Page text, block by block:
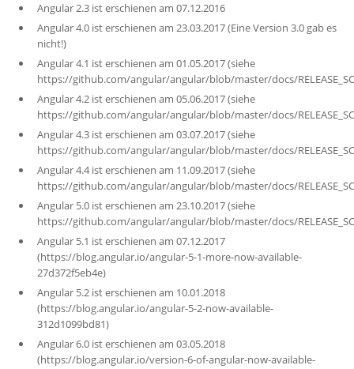
Angular 2.3 ist erschienen am 07.12.2016
Angular 4.0 ist erschienen am 23.03.2017 (Eine Version 3.0 gab es
nicht!)
Angular 4.1 ist erschienen am 01.05.2017 (siehe
https://github.com/angular/angular/blob/master/docs/
Angular 4.2 ist erschienen am 05.06.2017 (siehe
https://github.com/angular/angular/blob/master/docs/
Angular 4.3 ist erschienen am 03.07.2017 (siehe
https://github.com/angular/angular/blob/master/docs/
Angular 4.4 ist erschienen am 11.09.2017 (siehe
https://github.com/angular/angular/blob/master/docs/
Angular 5.0 ist erschienen am 23.10.2017 (siehe
https://github.com/angular/angular/blob/master/docs/
Angular 5.1 ist erschienen am 07.12.2017
(https://blog.angular.io/angular-5-1-more-now-available-
27d372f5eb4e)
Angular 5.2 ist erschienen am 10.01.2018
(https://blog.angular.io/angular-5-2-now-available-
312d1099bd81)
Angular 6.0 ist erschienen am 03.05.2018
(https://blog.angular.io/version-6-of-angular-now-available-